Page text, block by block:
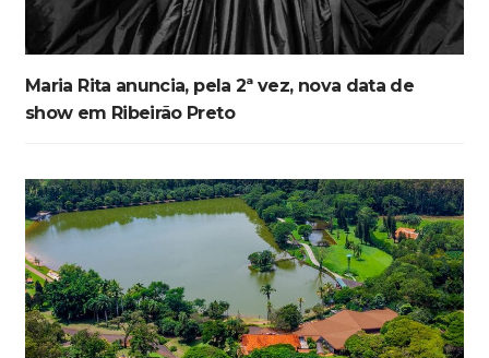
Maria Rita anuncia, pela 2ª vez, nova data de
show em Ribeirão Preto